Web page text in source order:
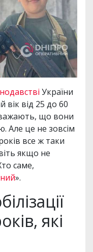
України
вік від 25 до 60
що вони
Але це не зовсім
все ж таки
якщо не
саме,
».
які